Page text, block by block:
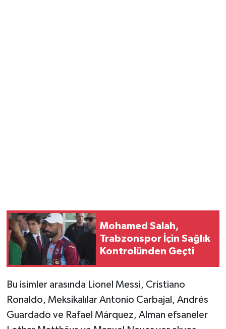
Mohamed Salah,
Trabzonspor İçin Sağlık
Kontrolünden Geçti
Bu isimler arasında Lionel Messi, Cristiano
Ronaldo, Meksikalılar Antonio Carbajal, Andrés
Guardado ve Rafael Márquez, Alman efsaneler